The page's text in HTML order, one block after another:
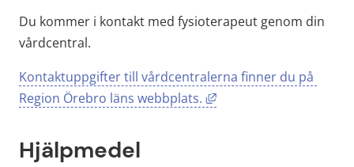
Du kommer i kontakt med fysioterapeut genom din
vårdcentral.
Kontaktuppgifter till vårdcentralerna finner du på
Region Örebro läns webbplats.
Länk till annan
Hjälpmedel